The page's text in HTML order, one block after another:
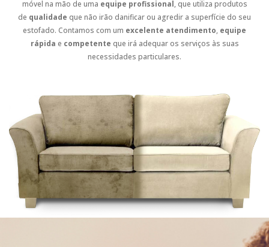
móvel na mão de uma equipe profissional, que utiliza produtos
de qualidade que não irão danificar ou agredir a superfície do seu
estofado. Contamos com um excelente atendimento, equipe
rápida e competente que irá adequar os serviços às suas
necessidades particulares.